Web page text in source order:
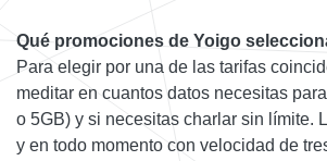
Qué promociones de Yoigo
Para elegir por una de las tarifas
meditar en cuantos datos necesitas
o 5GB) y si necesitas charlar sin límite.
y en todo momento con velocidad de